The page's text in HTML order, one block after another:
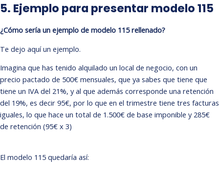
5. Ejemplo para presentar modelo 115
¿Cómo sería un ejemplo de modelo 115 rellenado?
Te dejo aquí un ejemplo.
Imagina que has tenido alquilado un local de negocio, con un
precio pactado de 500€ mensuales, que ya sabes que tiene que
tiene un IVA del 21%, y al que además corresponde una retención
del 19%, es decir 95€, por lo que en el trimestre tiene tres facturas
iguales, lo que hace un total de 1.500€ de base imponible y 285€
de retención (95€ x 3)
El modelo 115 quedaría así: